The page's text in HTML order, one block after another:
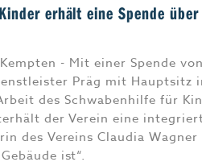
erhält eine Spende
- Mit einer Spende
Präg mit Hauptsitz
des Schwabenhilfe für
der Verein eine
des Vereins Claudia
ist“.